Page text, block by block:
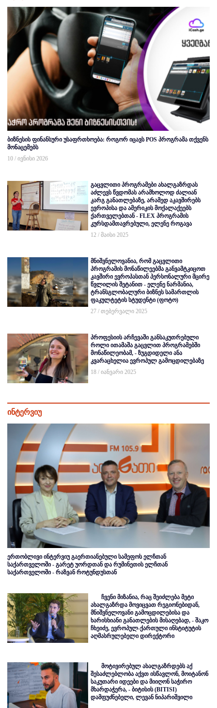
ბიზნესის ფინანსური უსაფრთხოება: როგორ იცავს POS პროგრამა თქვენს
მონაცემებს
10 / ივნისი 2026
გაცვლითი პროგრამები ახალგაზრდას
აძლევს წვდომას არამხოლოდ ძალიან
კარგ განათლებაზე, არამედ აკავშირებს
ევროპისა და ამერიკის მოქალაქეებს
ქართველებთან - FLEX პროგრამის
კურსდამთავრებული, ელენე როგავა
12 / მაისი 2025
მნიშვნელოვანია, რომ გაცვლითი
პროგრამის მონაწილეებმა განვამტკიცოთ
კავშირი ევროპასთან პერსონალური მცირე
წვლილის შეტანით - ელენე ნარმანია,
ტრანსგლობალური ბიზნეს სამართლის
ფაკულტეტის სტუდენტი (ფოტო)
27 / თებერვალი 2025
პროფესიის არჩევაში განსაკუთრებული
როლი ითამაშა გაცვლით პროგრამებში
მონაწილეობამ, - ზუგდიდელი ანა
კვარაცხელია ევროპულ გამოცდილებაზე
18 / იანვარი 2025
ინტერვიუ
ერთობლივი ინტერვიუ გაერთიანებული სამეფოს ელჩთან
საქართველოში - გარეტ უორდთან და რუმინეთის ელჩთან
საქართველოში - რაზვან როტუნდუსთან
ჩვენი მიზანია, რაც შეიძლება მეტი
ახალგაზრდა მოვიცვათ რეგიონებიდან,
მნიშვნელოვანი გამოცდილებისა და
ხარისხიანი განათლების მისაღებად, - შაკო
ჩხეიძე, ევროპულ-ქართული ინსტიტუტის
აღმასრულებელი დირექტორი
მოტივირებულ ახალგაზრდებს აქ
შესაძლებლობა აქვთ ისწავლონ, მოიტანონ
საკუთარი იდეები და მიიღონ საჭირო
მხარდაჭერა, - ბიტისის (BITISI)
დამფუძნებელი, ლევან ნიპარიშვილი